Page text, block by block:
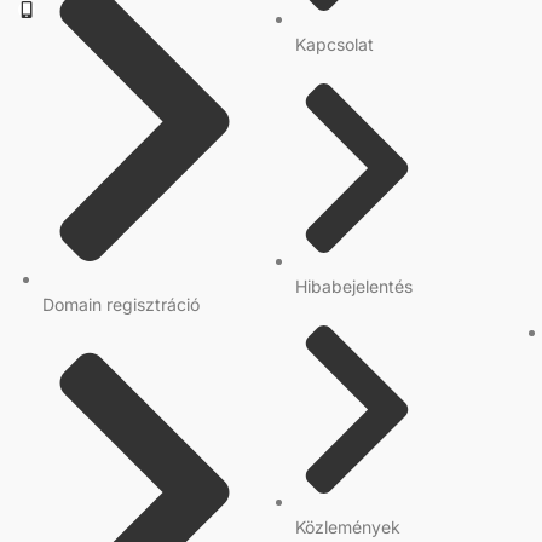
Domain regisztráció
Kapcsolat
Hibabejelentés
Közlemények